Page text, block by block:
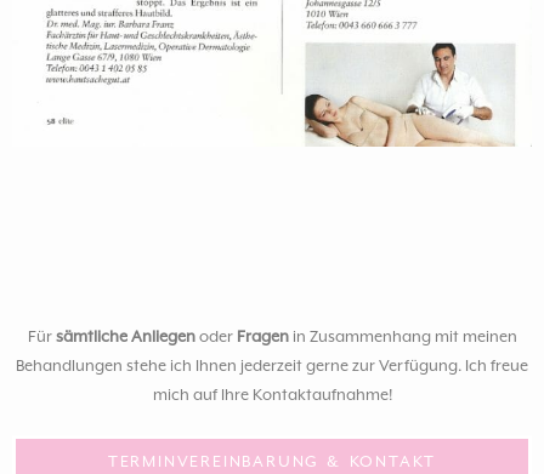
Für sämtliche Anliegenoder Fragenin Zusammenhang mit meinen
Behandlungen stehe ich Ihnen jederzeit gerne zur Verfügung. Ich freue
mich auf Ihre Kontaktaufnahme!
TERMINVEREINBARUNG & KONTAKT